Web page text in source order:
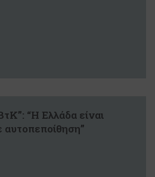
“Η Ελλάδα είναι